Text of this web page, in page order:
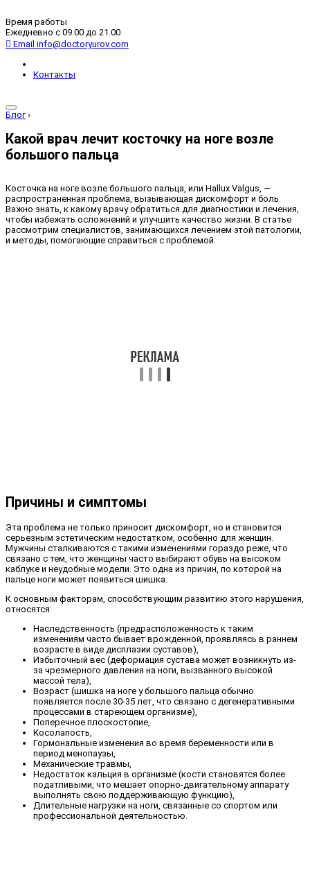
Время работы
Ежедневно с 09.00 до 21.00
Email info@doctoryurov.com
Контакты
Блог ›
Какой врач лечит косточку на ноге возле
большого пальца
Косточка на ноге возле большого пальца, или Hallux Valgus, —
распространенная проблема, вызывающая дискомфорт и боль.
Важно знать, к какому врачу обратиться для диагностики и лечения,
чтобы избежать осложнений и улучшить качество жизни. В статье
рассмотрим специалистов, занимающихся лечением этой патологии,
и методы, помогающие справиться с проблемой.
Причины и симптомы
Эта проблема не только приносит дискомфорт, но и становится
серьезным эстетическим недостатком, особенно для женщин.
Мужчины сталкиваются с такими изменениями гораздо реже, что
связано с тем, что женщины часто выбирают обувь на высоком
каблуке и неудобные модели. Это одна из причин, по которой на
пальце ноги может появиться шишка.
К основным факторам, способствующим развитию этого нарушения,
относятся:
Наследственность (предрасположенность к таким
изменениям часто бывает врожденной, проявляясь в раннем
возрасте в виде дисплазии суставов),
Избыточный вес (деформация сустава может возникнуть из-
за чрезмерного давления на ноги, вызванного высокой
массой тела),
Возраст (шишка на ноге у большого пальца обычно
появляется после 30-35 лет, что связано с дегенеративными
процессами в стареющем организме),
Поперечное плоскостопие,
Косолапость,
Гормональные изменения во время беременности или в
период менопаузы,
Механические травмы,
Недостаток кальция в организме (кости становятся более
податливыми, что мешает опорно-двигательному аппарату
выполнять свою поддерживающую функцию),
Длительные нагрузки на ноги, связанные со спортом или
профессиональной деятельностью.